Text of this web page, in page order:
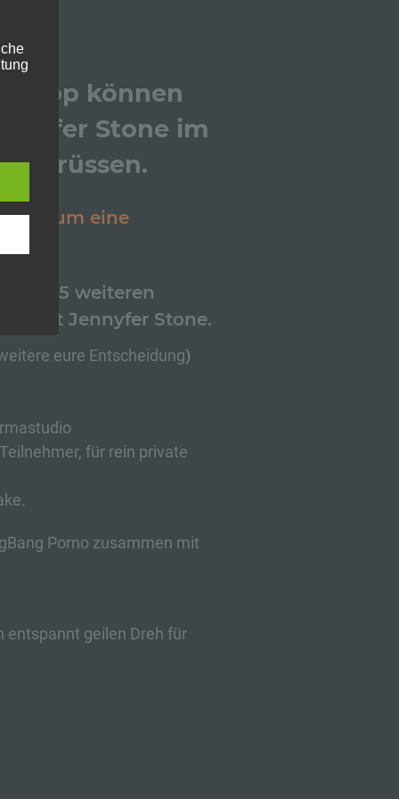
können
Stone im
sein um eine
zu 5 weiteren
mit Jennyfer Stone.
eure Entscheidung)
für rein private
Porno zusammen mit
entspannt geilen Dreh für
in